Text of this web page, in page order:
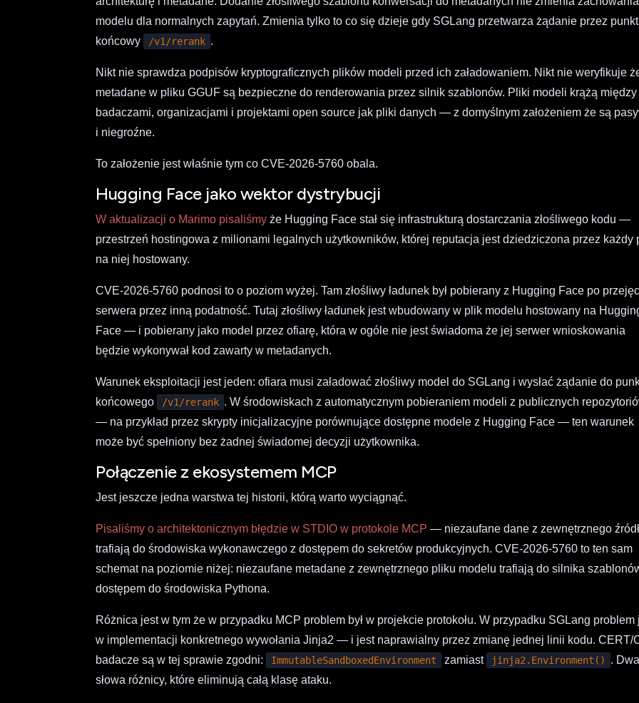
modelu dla normalnych zapytań. Zmienia tylko to co się dzieje gdy SGLang przetwarza żądanie przez punkt
końcowy
/v1/rerank .
Nikt nie sprawdza podpisów kryptograficznych plików modeli przed ich załadowaniem. Nikt nie weryfikuje
metadane w pliku GGUF są bezpieczne do renderowania przez silnik szablonów. Pliki modeli krążą między
badaczami, organizacjami i projektami open source jak pliki danych — z domyślnym założeniem że są
i niegroźne.
To założenie jest właśnie tym co CVE-2026-5760 obala.
Hugging Face jako wektor dystrybucji
W aktualizacji o Marimo pisaliśmy że Hugging Face stał się infrastrukturą dostarczania złośliwego kodu —
przestrzeń hostingowa z milionami legalnych użytkowników, której reputacja jest dziedziczona przez każdy
na niej hostowany.
CVE-2026-5760 podnosi to o poziom wyżej. Tam złośliwy ładunek był pobierany z Hugging Face po
serwera przez inną podatność. Tutaj złośliwy ładunek jest wbudowany w plik modelu hostowany na
Face — i pobierany jako model przez ofiarę, która w ogóle nie jest świadoma że jej serwer wnioskowania
będzie wykonywał kod zawarty w metadanych.
Warunek eksploitacji jest jeden: ofiara musi załadować złośliwy model do SGLang i wysłać żądanie do
końcowego
/v1/rerank . W środowiskach z automatycznym pobieraniem modeli z publicznych
— na przykład przez skrypty inicjalizacyjne porównujące dostępne modele z Hugging Face — ten warunek
może być spełniony bez żadnej świadomej decyzji użytkownika.
Połączenie z ekosystemem MCP
Jest jeszcze jedna warstwa tej historii, którą warto wyciągnąć.
Pisaliśmy o architektonicznym błędzie w STDIO w protokole MCP — niezaufane dane z zewnętrznego
trafiają do środowiska wykonawczego z dostępem do sekretów produkcyjnych. CVE-2026-5760 to ten sam
schemat na poziomie niżej: niezaufane metadane z zewnętrznego pliku modelu trafiają do silnika
dostępem do środowiska Pythona.
Różnica jest w tym że w przypadku MCP problem był w projekcie protokołu. W przypadku SGLang problem
w implementacji konkretnego wywołania Jinja2 — i jest naprawialny przez zmianę jednej linii kodu. CERT/
badacze są w tej sprawie zgodni:
ImmutableSandboxedEnvironment zamiast jinja2.Environment()
. Dwa
słowa różnicy, które eliminują całą klasę ataku.